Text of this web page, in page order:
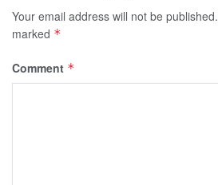
Your email address will not be published.
marked *
Comment *